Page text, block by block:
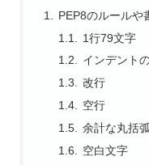
PEP8のルールや
1行79文字
インデント
改行
空行
余計な丸括弧
空白文字